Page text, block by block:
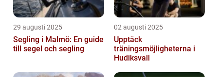
29 augusti 2025
Segling i Malmö: En guide
till segel och segling
02 augusti 2025
Upptäck
träningsmöjligheterna i
Hudiksvall